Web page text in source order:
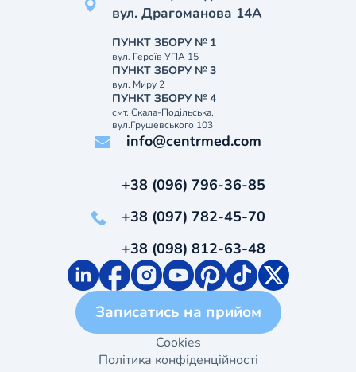
вул. Драгоманова 14А
ПУНКТ ЗБОРУ № 1
вул. Героїв УПА 15
ПУНКТ ЗБОРУ № 3
вул. Миру 2
ПУНКТ ЗБОРУ № 4
смт. Скала-Подільська,
вул.Грушевського 103
info@centrmed.com
+38 (096) 796-36-85
+38 (097) 782-45-70
+38 (098) 812-63-48
Записатись на прийом
Cookies
Політика конфіденційності